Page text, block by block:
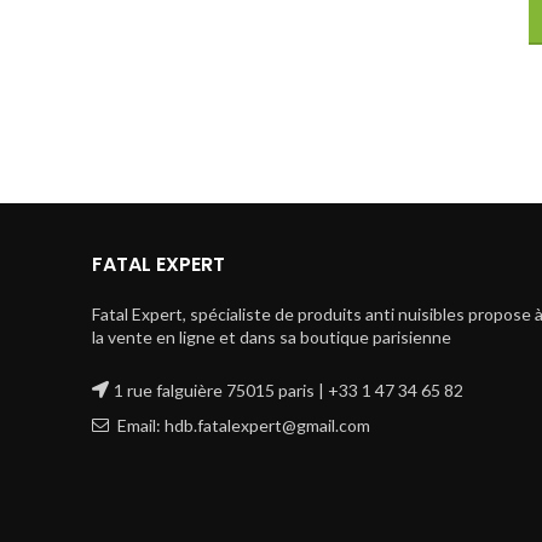
FATAL EXPERT
Fatal Expert, spécialiste de produits anti nuisibles propose à
la vente en ligne et dans sa boutique parisienne
1 rue falguière 75015 paris | +33 1 47 34 65 82
Email: hdb.fatalexpert@gmail.com